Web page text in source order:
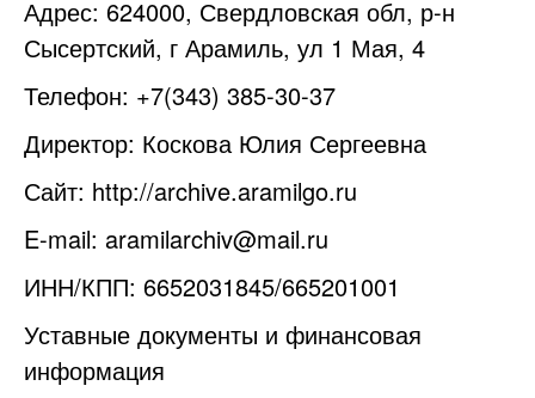
Адрес: 624000, Свердловская обл, р-н
Сысертский, г Арамиль, ул 1 Мая, 4
Телефон: +7(343) 385-30-37
Директор: Коскова Юлия Сергеевна
Сайт: http://archive.aramilgo.ru
E-mail: aramilarchiv@mail.ru
ИНН/КПП: 6652031845/665201001
Уставные документы и финансовая
информация